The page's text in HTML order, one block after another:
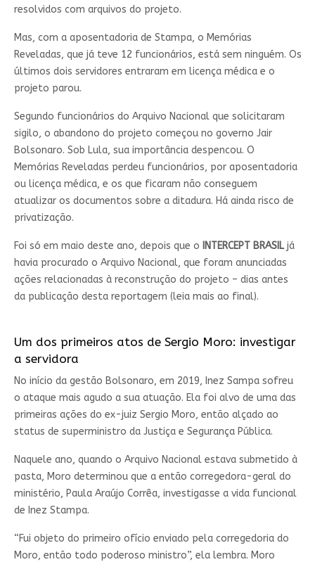
resolvidos com arquivos do projeto.
Mas, com a aposentadoria de Stampa, o Memórias
Reveladas, que já teve 12 funcionários, está sem ninguém. Os
últimos dois servidores entraram em licença médica e o
projeto parou.
Segundo funcionários do Arquivo Nacional que solicitaram
sigilo, o abandono do projeto começou no governo Jair
Bolsonaro. Sob Lula, sua importância despencou. O
Memórias Reveladas perdeu funcionários, por aposentadoria
ou licença médica, e os que ficaram não conseguem
atualizar os documentos sobre a ditadura. Há ainda risco de
privatização.
Foi só em maio deste ano, depois que o INTERCEPT BRASILjá
havia procurado o Arquivo Nacional, que foram anunciadas
ações relacionadas à reconstrução do projeto – dias antes
da publicação desta reportagem (leia mais ao final).
Um dos primeiros atos de Sergio Moro: investigar
a servidora
No início da gestão Bolsonaro, em 2019, Inez Sampa sofreu
o ataque mais agudo a sua atuação. Ela foi alvo de uma das
primeiras ações do ex-juiz Sergio Moro, então alçado ao
status de superministro da Justiça e Segurança Pública.
Naquele ano, quando o Arquivo Nacional estava submetido à
pasta, Moro determinou que a então corregedora-geral do
ministério, Paula Araújo Corrêa, investigasse a vida funcional
de Inez Stampa.
“Fui objeto do primeiro ofício enviado pela corregedoria do
Moro, então todo poderoso ministro”, ela lembra. Moro